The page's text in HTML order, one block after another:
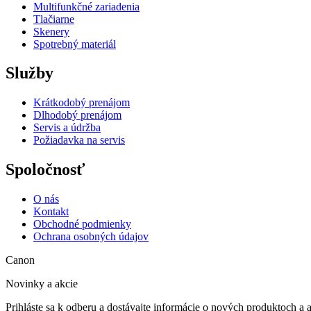
Multifunkčné zariadenia
Tlačiarne
Skenery
Spotrebný materiál
Služby
Krátkodobý prenájom
Dlhodobý prenájom
Servis a údržba
Požiadavka na servis
Spoločnosť
O nás
Kontakt
Obchodné podmienky
Ochrana osobných údajov
Canon
Novinky a akcie
Prihláste sa k odberu a dostávajte informácie o nových produktoch a